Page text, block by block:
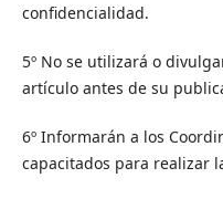
confidencialidad.
5º No se utilizará o
artículo antes de su
6º Informarán a los
capacitados para realizar